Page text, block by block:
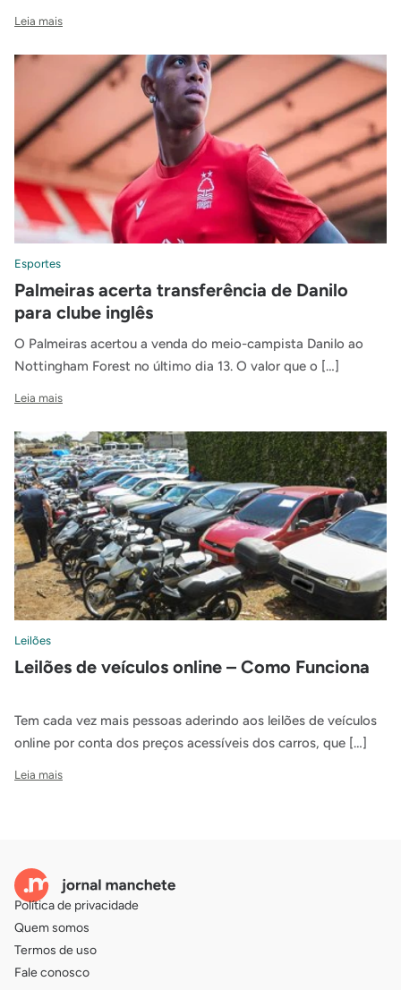
Leia mais
Esportes
Palmeiras acerta transferência de Danilo
para clube inglês
O Palmeiras acertou a venda do meio-campista Danilo ao
Nottingham Forest no último dia 13. O valor que o […]
Leia mais
Leilões
Leilões de veículos online – Como Funciona
Tem cada vez mais pessoas aderindo aos leilões de veículos
online por conta dos preços acessíveis dos carros, que […]
Leia mais
Política de privacidade
Quem somos
Termos de uso
Fale conosco